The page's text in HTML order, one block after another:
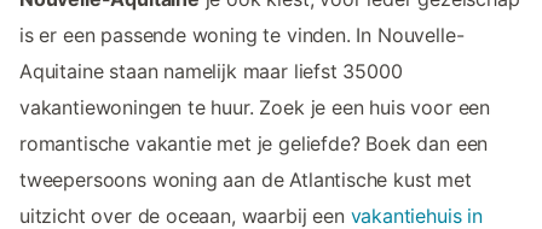
is er een passende woning te vinden. In Nouvelle-
Aquitaine staan namelijk maar liefst 35000
vakantiewoningen te huur. Zoek je een huis voor een
romantische vakantie met je geliefde? Boek dan een
tweepersoons woning aan de Atlantische kust met
uitzicht over de oceaan, waarbij een vakantiehuis in